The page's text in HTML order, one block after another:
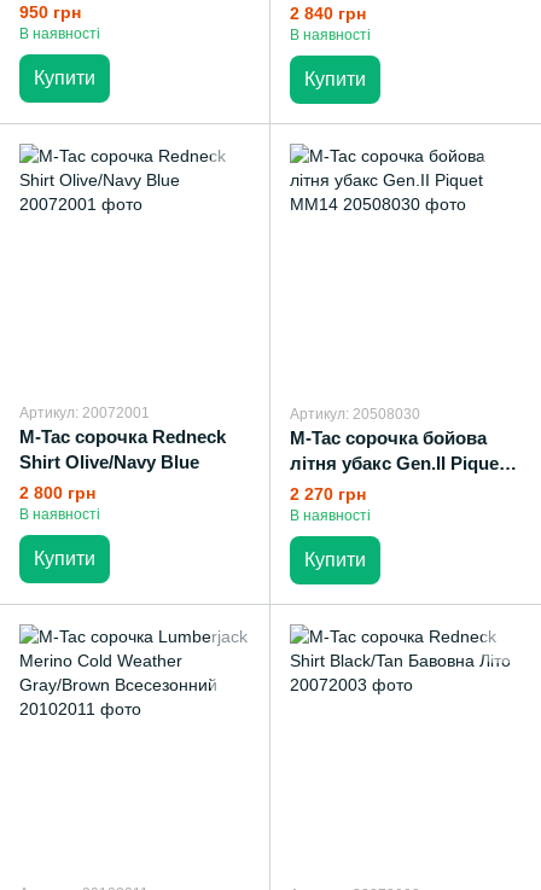
950 грн
В наявності
Купити
2 840 грн
В наявності
Купити
Артикул: 20072001
M-Tac сорочка Redneck
Shirt Olive/Navy Blue
2 800 грн
В наявності
Купити
Артикул: 20508030
M-Tac сорочка бойова
літня убакс Gen.II Piquet
MM14
2 270 грн
В наявності
Купити